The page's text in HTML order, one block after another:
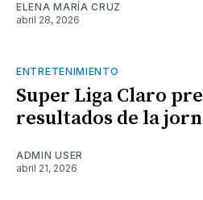
ELENA MARÍA CRUZ
abril 28, 2026
ENTRETENIMIENTO
Super Liga Claro
resultados de la
ADMIN USER
abril 21, 2026